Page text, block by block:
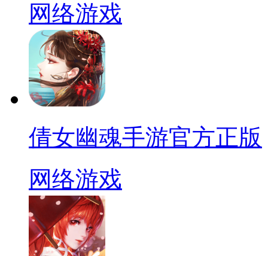
网络游戏
倩女幽魂手游官方正版
网络游戏